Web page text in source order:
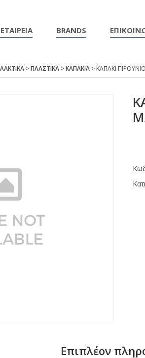
BRANDS
>ΠΛΑΣΤΙΚΑ>ΚΑΠΑΚΙΑ> ΚΑΠΑΚΙ
Επιπλέον